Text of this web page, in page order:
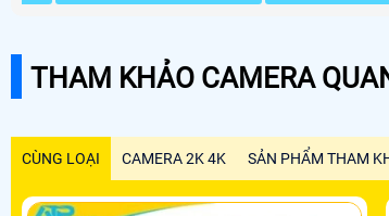
THAM KHẢO CAMERA
CÙNG LOẠI CAMERA 2K 4K SẢN PHẨM THAM